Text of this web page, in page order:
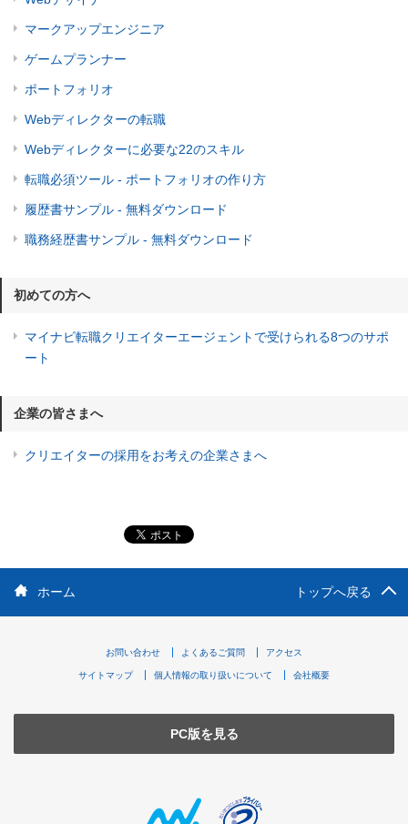
マークアップエンジニア
ゲームプランナー
ポートフォリオ
Webディレクターの転職
Webディレクターに必要な22のスキル
転職必須ツール - ポートフォリオの作り方
履歴書サンプル - 無料ダウンロード
職務経歴書サンプル - 無料ダウンロード
初めての方へ
マイナビ転職クリエイターエージェントで受けられる8つのサポ
ート
企業の皆さまへ
クリエイターの採用をお考えの企業さまへ
ホーム トップへ戻る
お問い合わせ よくあるご質問 アクセス
サイトマップ 個人情報の取り扱いについて 会社概要
PC版を見る